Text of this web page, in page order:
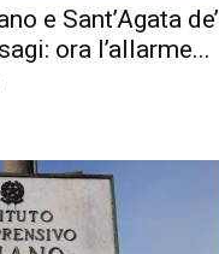
e Sant’Agata de’
ora l’allarme...